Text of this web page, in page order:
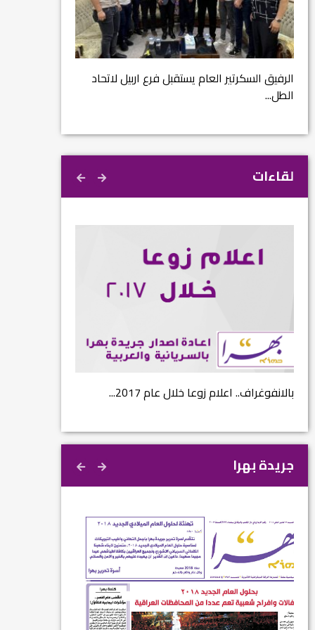
الرفيق السكرتير العام يستقبل فرع اربيل لاتحاد
الطل...
لقاءات
بالانفوغراف.. اعلام زوعا خلال عام 2017...
جريدة بهرا